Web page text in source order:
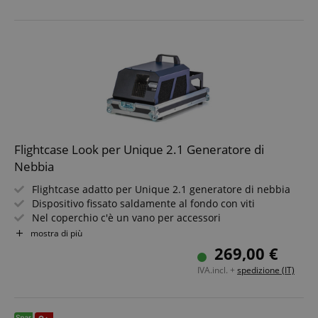
Flightcase Look per Unique 2.1 Generatore di
Nebbia
Flightcase adatto per Unique 2.1 generatore di nebbia
Dispositivo fissato saldamente al fondo con viti
Nel coperchio c'è un vano per accessori
Dimensioni (L x P x A): 52 x 30 x 34 cm
mostra di più
269,00 €
IVA.incl. + spedizione (IT)
sid www.kirstein.it